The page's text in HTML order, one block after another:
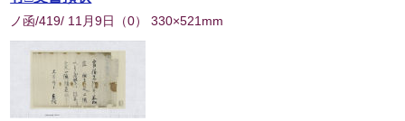
ノ函/419/ 11月9日 （0） 330×521mm